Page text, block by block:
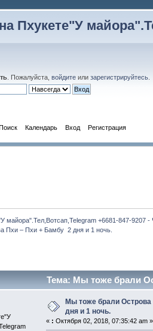
Пхукете"У
. Пожалуйста, войдите или зарегистрируйтесь
Календарь Вход Регистрация
майора".Тел,Вотсап,Telegram +6681-847-9207 -
Пхи – Пхи + Бамбу  2 дня и 1 ночь.
Тема: Мы тоже брали
Мы тоже брали
дня и 1 ночь.
« : Октября 02, 2018, 07:35:42 am »